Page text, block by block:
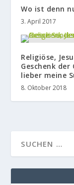
Wo ist denn
3. April 2017
Religiöse,
Geschenk
lieber meine
8. Oktober 2018